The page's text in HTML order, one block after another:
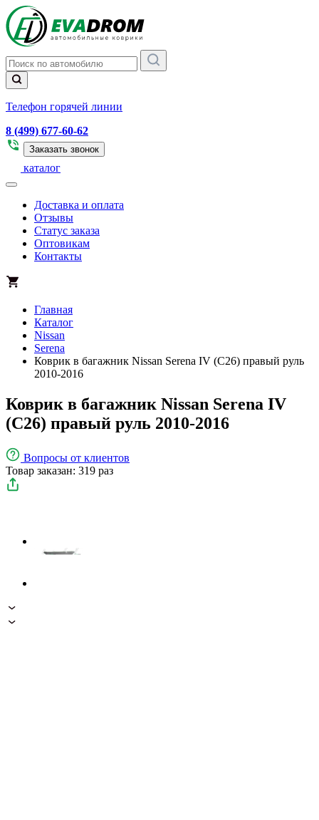
Телефон горячей линии
8 (499) 677-60-62
Заказать звонок
каталог
Доставка и оплата
Отзывы
Статус заказа
Оптовикам
Контакты
Главная
Каталог
Nissan
Serena
Коврик в багажник Nissan Serena IV (C26) правый руль
2010-2016
Коврик в багажник Nissan Serena IV
(C26) правый руль 2010-2016
Вопросы от клиентов
Товар заказан: 319 раз